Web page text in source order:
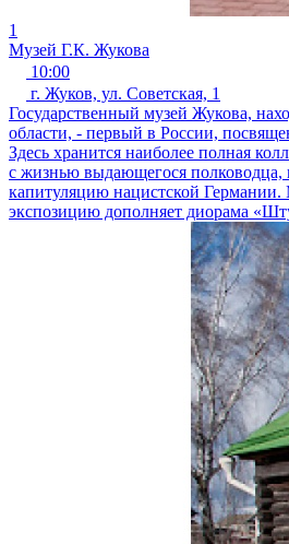
1
Музей Г.К. Жукова
10:00
г. Жуков, ул. Советская, 1
Государственный музей Жукова,
области, - первый в России,
Здесь хранится наиболее полная
с жизнью выдающегося
капитуляцию нацистской
экспозицию дополняет диорама